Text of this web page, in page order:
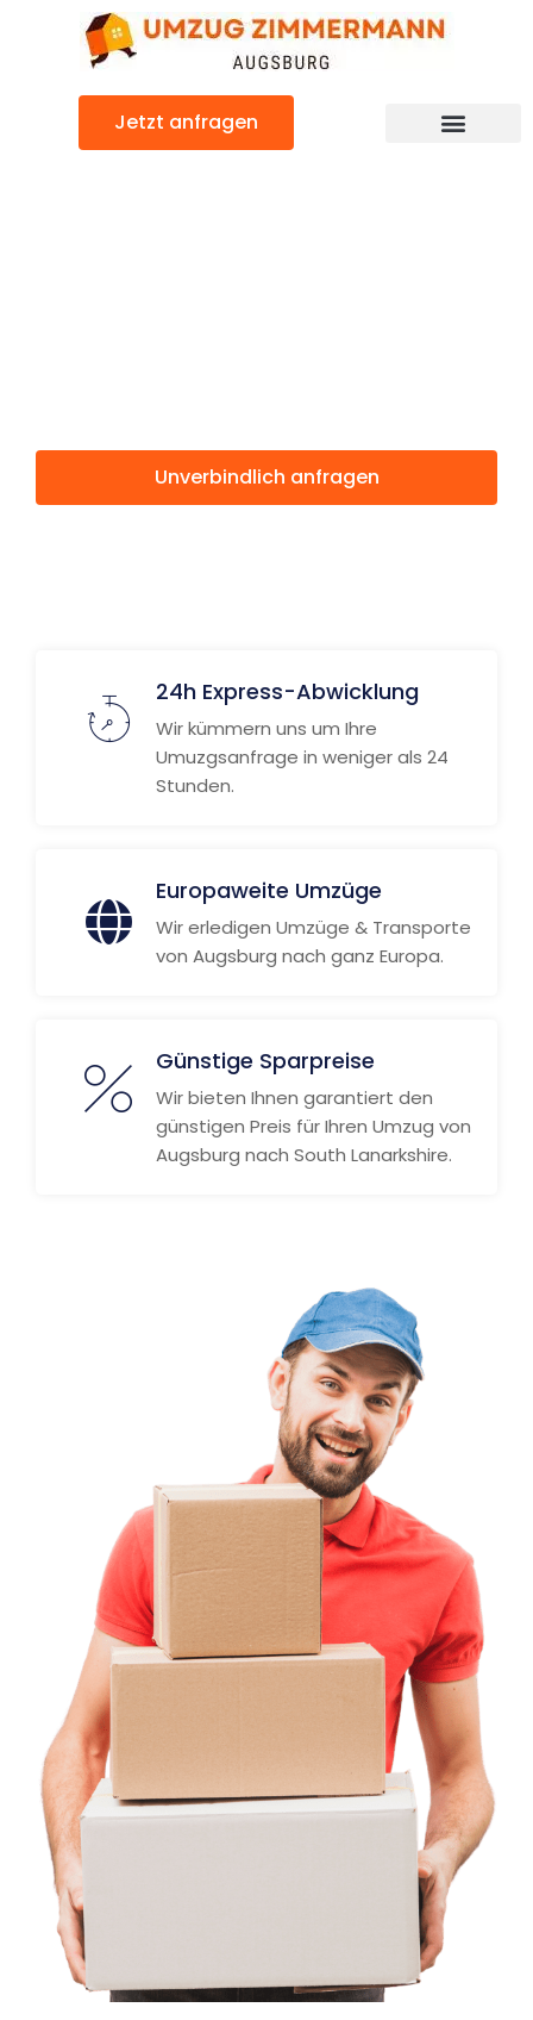
Jetzt anfragen
Unverbindlich anfragen
24h Express-Abwicklung
Wir kümmern uns um Ihre
Umuzgsanfrage in weniger als 24
Stunden.
Europaweite Umzüge
Wir erledigen Umzüge & Transporte
von Augsburg nach ganz Europa.
Günstige Sparpreise
Wir bieten Ihnen garantiert den
günstigen Preis für Ihren Umzug von
Augsburg nach South Lanarkshire.